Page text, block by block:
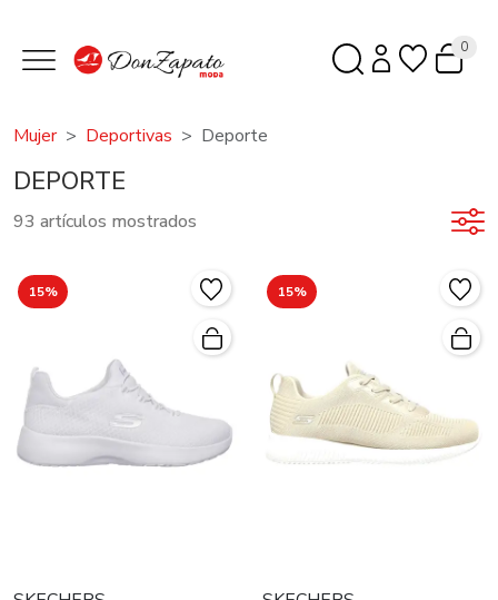
0
Mujer Deportivas Deporte
DEPORTE
93 artículos mostrados
15% 15%